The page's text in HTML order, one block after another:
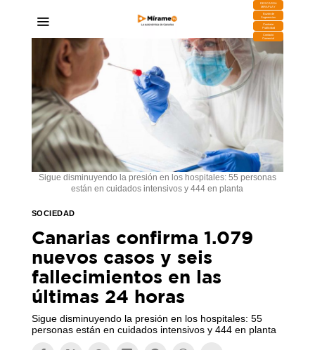
DESCARGA
MIRAPLAY
Buzón de
Sugerencias
Contratar
Publicidad
Contacto
Comercial
Sigue disminuyendo la presión en los hospitales: 55 personas
están en cuidados intensivos y 444 en planta
SOCIEDAD
Canarias confirma 1.079
nuevos casos y seis
fallecimientos en las
últimas 24 horas
Sigue disminuyendo la presión en los hospitales: 55
personas están en cuidados intensivos y 444 en planta